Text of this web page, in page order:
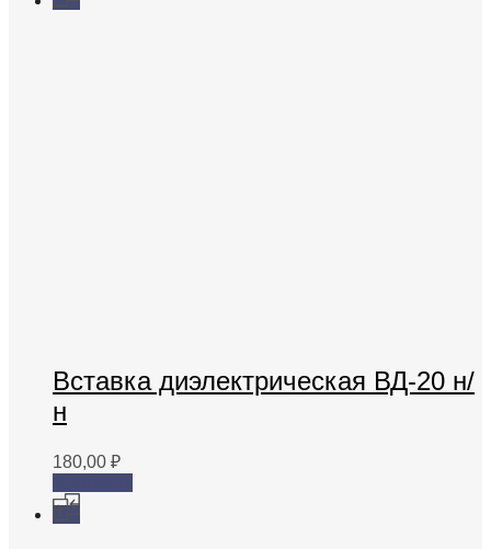
Вставка диэлектрическая ВД-20 н/
н
180,00 ₽